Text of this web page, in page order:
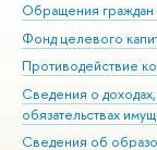
Обращения
Фонд целевого
Противодействие
Сведения о
обязательствах
Сведения об